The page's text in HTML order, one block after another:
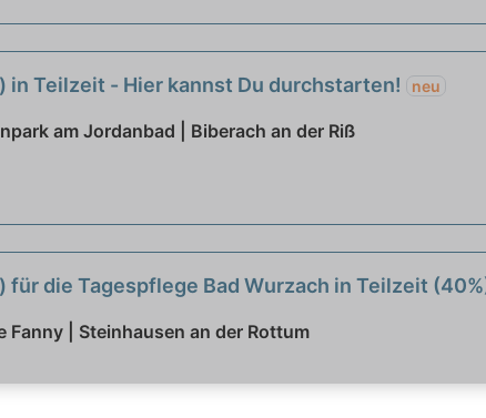
Teilzeit - Hier kannst Du durchstarten! neu
am Jordanbad | Biberach an der Riß
die Tagespflege Bad Wurzach in Teilzeit
Fanny | Steinhausen an der Rottum